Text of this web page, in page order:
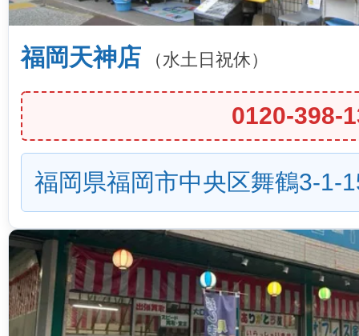
福岡天神店 （水土日祝休）
0120-398-
福岡県福岡市中央区舞鶴3-1-